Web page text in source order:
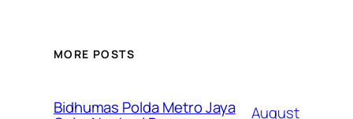
MORE POSTS
Bidhumas Polda Metro Jaya
August